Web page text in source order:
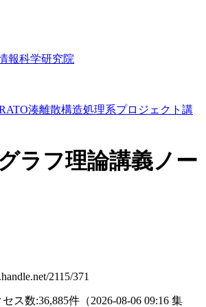
報科学研究院
湊離散構造処理系プロジェクト講
ラフ理論講義ノー
2115/371
ス数:36,885件 （2026-08-06 09:16 集